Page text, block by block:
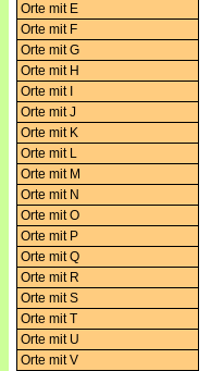
Orte mit E
Orte mit F
Orte mit G
Orte mit H
Orte mit I
Orte mit J
Orte mit K
Orte mit L
Orte mit M
Orte mit N
Orte mit O
Orte mit P
Orte mit Q
Orte mit R
Orte mit S
Orte mit T
Orte mit U
Orte mit V